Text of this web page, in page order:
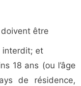
être
interdit; et
18 ans (ou l’âge
de résidence,